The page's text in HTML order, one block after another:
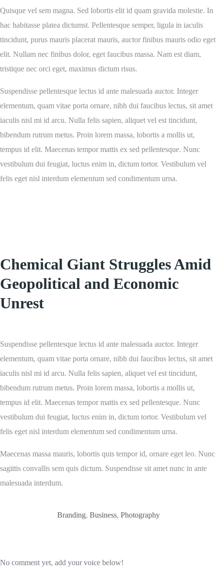
Quisque vel sem magna. Sed lobortis elit id quam gravida molestie. In
hac habitasse platea dictumst. Pellentesque semper, ligula in iaculis
tincidunt, purus mauris placerat mauris, auctor finibus mauris odio eget
elit. Nullam nec finibus dolor, eget faucibus massa. Nam est diam,
tristique nec orci eget, maximus dictum risus.
Suspendisse pellentesque lectus id ante malesuada auctor. Integer
elementum, quam vitae porta ornare, nibh dui faucibus lectus, sit amet
iaculis nisl mi id arcu. Nulla felis sapien, aliquet vel est tincidunt,
bibendum rutrum metus. Proin lorem massa, lobortis a mollis ut,
tempus id elit. Maecenas tempor mattis ex sed pellentesque. Nunc
vestibulum dui feugiat, luctus enim in, dictum tortor. Vestibulum vel
felis eget nisl interdum elementum sed condimentum urna.
Chemical Giant Struggles Amid
Geopolitical and Economic
Unrest
Suspendisse pellentesque lectus id ante malesuada auctor. Integer
elementum, quam vitae porta ornare, nibh dui faucibus lectus, sit amet
iaculis nisl mi id arcu. Nulla felis sapien, aliquet vel est tincidunt,
bibendum rutrum metus. Proin lorem massa, lobortis a mollis ut,
tempus id elit. Maecenas tempor mattis ex sed pellentesque. Nunc
vestibulum dui feugiat, luctus enim in, dictum tortor. Vestibulum vel
felis eget nisl interdum elementum sed condimentum urna.
Maecenas massa mauris, lobortis quis tempor id, ornare eget leo. Nunc
sagittis convallis sem quis dictum. Suspendisse sit amet nunc in ante
malesuada interdum.
Branding, Business, Photography
No comment yet, add your voice below!